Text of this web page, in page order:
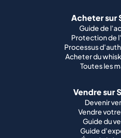
Acheter sur
Guide de
Protection de
Processus
Acheter du
Toutes les
Vendre sur
Devenir
Vendre
Guide du
Guide